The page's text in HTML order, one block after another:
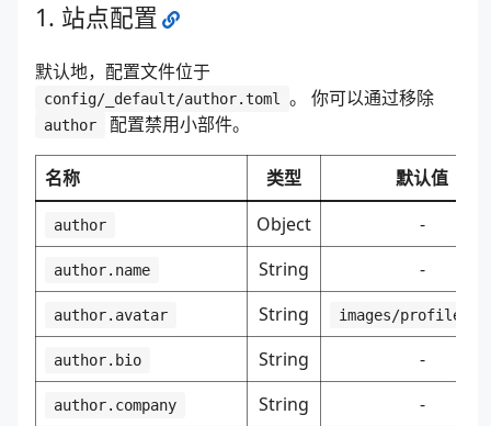
站点配置
默认地，配置文件位于
config/_default/author.toml 。 你可以通过移除
author 配置禁用小部件。
名称 类型 默认值
author Object -
author.name String -
author.avatar String images/
author.bio String -
author.company String -